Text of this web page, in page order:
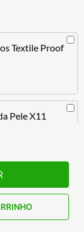
Textile Proof
Pele X11